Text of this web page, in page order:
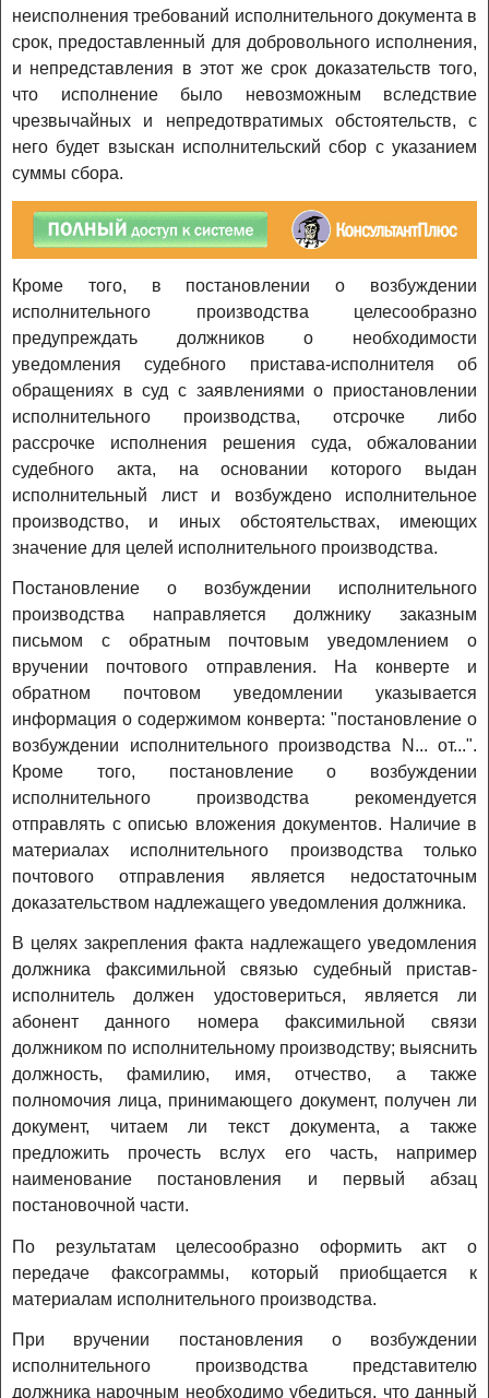
неисполнения требований исполнительного документа в
срок, предоставленный для добровольного исполнения,
и непредставления в этот же срок доказательств того,
что исполнение было невозможным вследствие
чрезвычайных и непредотвратимых обстоятельств, с
него будет взыскан исполнительский сбор с указанием
суммы сбора.
Кроме того, в постановлении о возбуждении
исполнительного производства целесообразно
предупреждать должников о необходимости
уведомления судебного пристава-исполнителя об
обращениях в суд с заявлениями о приостановлении
исполнительного производства, отсрочке либо
рассрочке исполнения решения суда, обжаловании
судебного акта, на основании которого выдан
исполнительный лист и возбуждено исполнительное
производство, и иных обстоятельствах, имеющих
значение для целей исполнительного производства.
Постановление о возбуждении исполнительного
производства направляется должнику заказным
письмом с обратным почтовым уведомлением о
вручении почтового отправления. На конверте и
обратном почтовом уведомлении указывается
информация о содержимом конверта: "постановление о
возбуждении исполнительного производства N... от...".
Кроме того, постановление о возбуждении
исполнительного производства рекомендуется
отправлять с описью вложения документов. Наличие в
материалах исполнительного производства только
почтового отправления является недостаточным
доказательством надлежащего уведомления должника.
В целях закрепления факта надлежащего уведомления
должника факсимильной связью судебный пристав-
исполнитель должен удостовериться, является ли
абонент данного номера факсимильной связи
должником по исполнительному производству; выяснить
должность, фамилию, имя, отчество, а также
полномочия лица, принимающего документ, получен ли
документ, читаем ли текст документа, а также
предложить прочесть вслух его часть, например
наименование постановления и первый абзац
постановочной части.
По результатам целесообразно оформить акт о
передаче факсограммы, который приобщается к
материалам исполнительного производства.
При вручении постановления о возбуждении
исполнительного производства представителю
должника нарочным необходимо убедиться, что данный